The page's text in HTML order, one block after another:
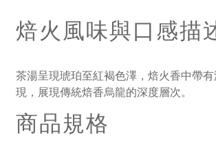
焙火風味與口感描
茶湯呈現琥珀至紅褐色澤，焙火香中帶
現，展現傳統焙香烏龍的深度層次。
商品規格